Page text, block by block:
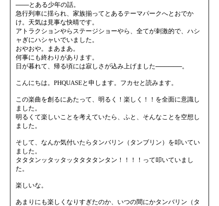
───とある少年の話。
急行列車に揺られ、家族揃ってとあるテーマパークへとおでか
け。天気は見事な快晴です。
アトラクションやらステージショーやら、全てが刺激的で、ハシ
ャぎにハシャいでいました。
おやおや。まあまあ。
何事にも終わりがあります。
日が暮れて、帰る頃には寂しさが込み上げました──────。
こんにちは。PHQUASEと申します。フカセと読みます。
この楽曲を創るにあたって、明るく！楽しく！！を全面に意識し
ました。
明るくて楽しいことを考えていたら、ふと、そんなことを空想し
ました。
そして、なんか気付いたらタンバリン（タンブリン）を叩いてい
ました。
タタタンッタッタッタタタタンタン！！！！って叩いていまし
た。
楽しいな。
あまりにも楽しくなりすぎたのか、いつの間にかタンバリン（タ